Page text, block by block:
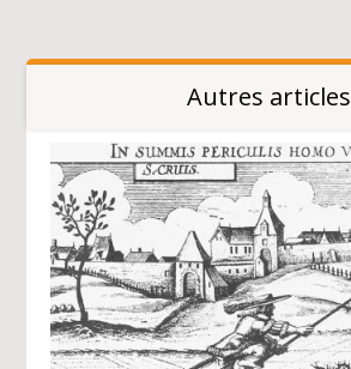
Autres articles